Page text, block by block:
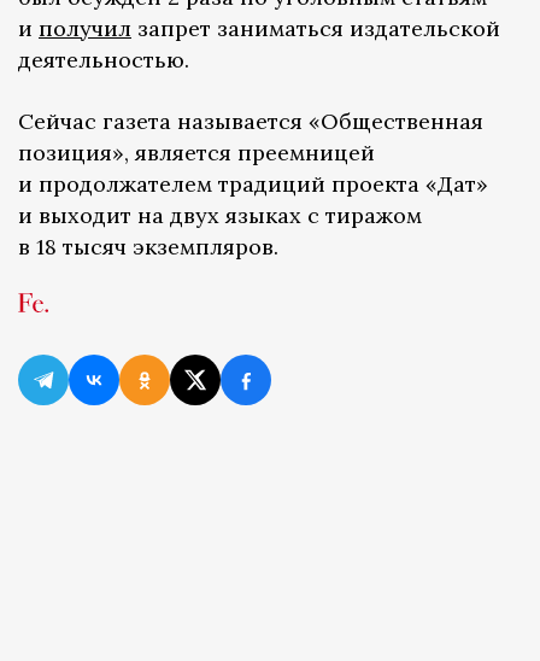
и получил запрет заниматься издательской
деятельностью.
Сейчас газета называется «Общественная
позиция», является преемницей
и продолжателем традиций проекта «Дат»
и выходит на двух языках с тиражом
в 18 тысяч экземпляров.